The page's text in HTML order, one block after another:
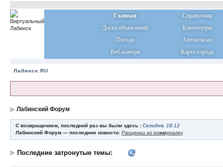
Главная Справочная
Доска объявлений
Кинотеатры
Погода
Автовокзал
Веб-камера
Карта города
Лабинск.RU
Лабинский Форум
С возвращением, последний раз вы были здесь :Сегодня, 18:12
Лабинский Форум — последние новости:Расценки нс коммуналку
Последние затронутые темы: